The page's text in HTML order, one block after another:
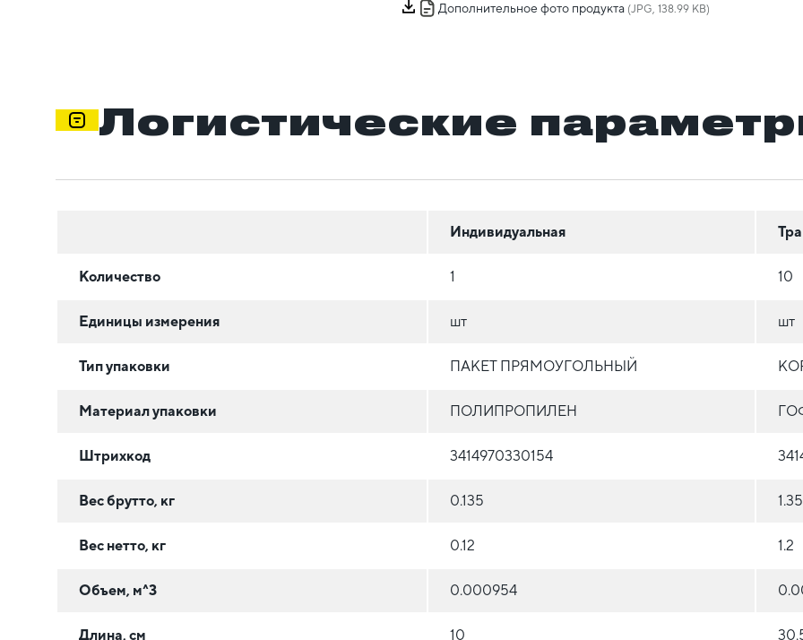
Дополнительное фото продукта(JPG, 138.99 KB)
Логистические
Индивидуальная
Количество 1 10
Единицы измерения шт шт
Тип упаковки ПАКЕТ ПРЯМОУГОЛЬНЫЙ
Материал упаковки ПОЛИПРОПИЛЕН
Штрихкод 3414970330154
Вес брутто, кг 0.135 1.35
Вес нетто, кг 0.12 1.2
Объем, м^3 0.000954
Длина, см 10